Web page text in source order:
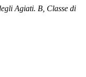
Agiati. B, Classe di